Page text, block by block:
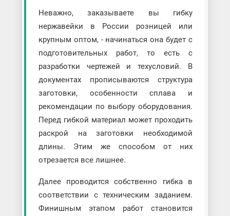
Неважно, заказываете вы гибку
нержавейки в России розницей или
крупным оптом, - начинаться она будет с
подготовительных работ, то есть с
разработки чертежей и техусловий. В
документах прописываются структура
заготовки, особенности сплава и
рекомендации по выбору оборудования.
Перед гибкой материал может проходить
раскрой на заготовки необходимой
длины. Этим же способом от них
отрезается все лишнее.
Далее проводится собственно гибка в
соответствии с техническим заданием.
Финишным этапом работ становится